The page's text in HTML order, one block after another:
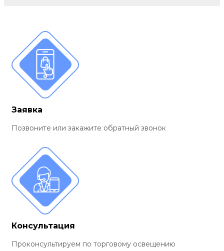
Заявка
Позвоните или закажите обратный звонок
Консультация
Проконсультируем по торговому освещению